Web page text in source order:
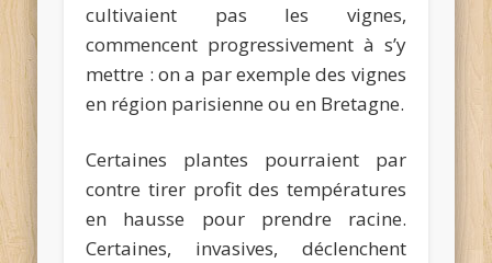
cultivaient pas les vignes,
commencent progressivement à s’y
mettre : on a par exemple des vignes
en région parisienne ou en Bretagne.
Certaines plantes pourraient par
contre tirer profit des températures
en hausse pour prendre racine.
Certaines, invasives, déclenchent